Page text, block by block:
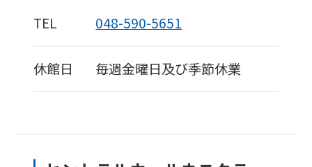
TEL 048-590-5651
休館日 毎週金曜日及び季節休業